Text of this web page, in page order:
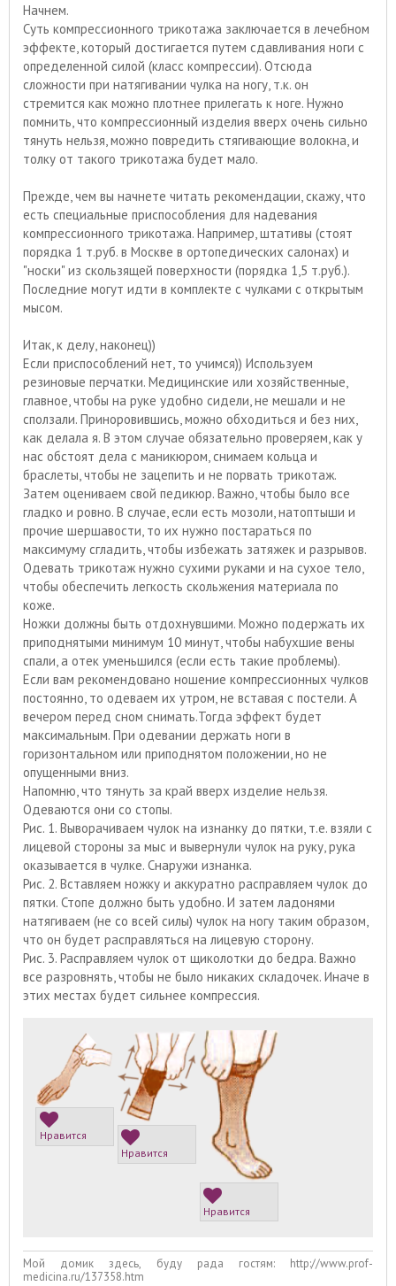
Начнем.
Суть компрессионного трикотажа заключается в лечебном
эффекте, который достигается путем сдавливания ноги с
определенной силой (класс компрессии). Отсюда
сложности при натягивании чулка на ногу, т.к. он
стремится как можно плотнее прилегать к ноге. Нужно
помнить, что компрессионный изделия вверх очень сильно
тянуть нельзя, можно повредить стягивающие волокна, и
толку от такого трикотажа будет мало.
Прежде, чем вы начнете читать рекомендации, скажу, что
есть специальные приспособления для надевания
компрессионного трикотажа. Например, штативы (стоят
порядка 1 т.руб. в Москве в ортопедических салонах) и
"носки" из скользящей поверхности (порядка 1,5 т.руб.).
Последние могут идти в комплекте с чулками с открытым
мысом.
Итак, к делу, наконец))
Если приспособлений нет, то учимся)) Используем
резиновые перчатки. Медицинские или хозяйственные,
главное, чтобы на руке удобно сидели, не мешали и не
сползали. Приноровившись, можно обходиться и без них,
как делала я. В этом случае обязательно проверяем, как у
нас обстоят дела с маникюром, снимаем кольца и
браслеты, чтобы не зацепить и не порвать трикотаж.
Затем оцениваем свой педикюр. Важно, чтобы было все
гладко и ровно. В случае, если есть мозоли, натоптыши и
прочие шершавости, то их нужно постараться по
максимуму сгладить, чтобы избежать затяжек и разрывов.
Одевать трикотаж нужно сухими руками и на сухое тело,
чтобы обеспечить легкость скольжения материала по
коже.
Ножки должны быть отдохнувшими. Можно подержать их
приподнятыми минимум 10 минут, чтобы набухшие вены
спали, а отек уменьшился (если есть такие проблемы).
Если вам рекомендовано ношение компрессионных чулков
постоянно, то одеваем их утром, не вставая с постели. А
вечером перед сном снимать.Тогда эффект будет
максимальным. При одевании держать ноги в
горизонтальном или приподнятом положении, но не
опущенными вниз.
Напомню, что тянуть за край вверх изделие нельзя.
Одеваются они со стопы.
Рис. 1. Выворачиваем чулок на изнанку до пятки, т.е. взяли с
лицевой стороны за мыс и вывернули чулок на руку, рука
оказывается в чулке. Снаружи изнанка.
Рис. 2. Вставляем ножку и аккуратно расправляем чулок до
пятки. Стопе должно быть удобно. И затем ладонями
натягиваем (не со всей силы) чулок на ногу таким образом,
что он будет расправляться на лицевую сторону.
Рис. 3. Расправляем чулок от щиколотки до бедра. Важно
все разровнять, чтобы не было никаких складочек. Иначе в
этих местах будет сильнее компрессия.
Нравится
Нравится
Нравится
Мой домик здесь, буду рада гостям: http://www.prof-
medicina.ru/137358.htm